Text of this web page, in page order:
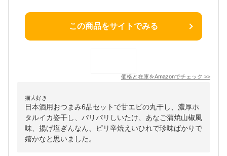
この商品をサイトでみる
価格と在庫をAmazonでチェック >>
猫大好き
日本酒用おつまみ6品セットで甘エビの丸干し、濃厚ホ
タルイカ姿干し、パリパリしいたけ、あなご蒲焼山椒風
味、揚げ塩ぎんなん、ピリ辛焼えいひれで珍味ばかりで
嬉かなと思いました。